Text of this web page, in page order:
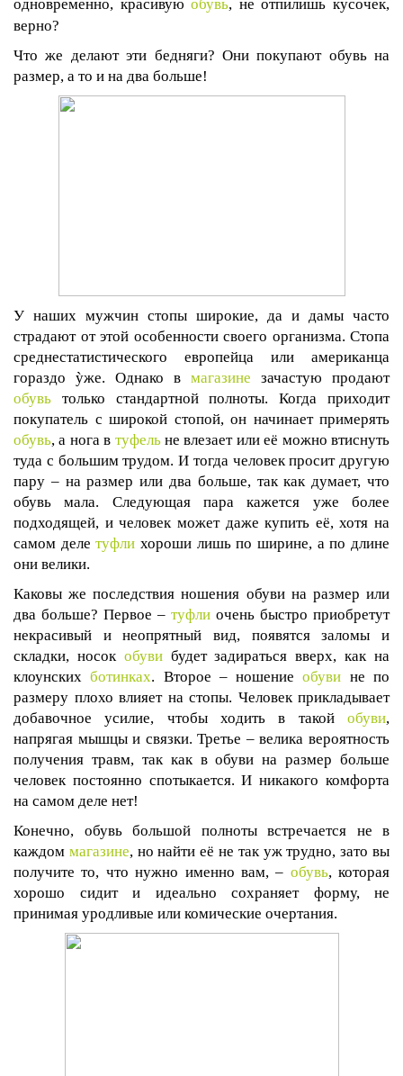
одновременно, красивуюобувь, не отпилишь кусочек,
верно?
Что же делают эти бедняги? Они покупают обувь на
размер, а то и на два больше!
У наших мужчин стопы широкие, да и дамы часто
страдают от этой особенности своего организма. Стопа
среднестатистического европейца или американца
гораздо ỳже. Однако в магазине зачастую продают
обувь только стандартной полноты. Когда приходит
покупатель с широкой стопой, он начинает примерять
обувь, а нога в туфельне влезает или её можно втиснуть
туда с большим трудом. И тогда человек просит другую
пару – на размер или два больше, так как думает, что
обувь мала. Следующая пара кажется уже более
подходящей, и человек может даже купить её, хотя на
самом делетуфли хороши лишь по ширине, а по длине
они велики.
Каковы же последствия ношения обуви на размер или
два больше? Первое – туфли очень быстро приобретут
некрасивый и неопрятный вид, появятся заломы и
складки, носок обувибудет задираться вверх, как на
клоунскихботинках. Второе – ношениеобуви не по
размеру плохо влияет на стопы. Человек прикладывает
добавочное усилие, чтобы ходить в такой обуви,
напрягая мышцы и связки. Третье – велика вероятность
получения травм, так как в обуви на размер больше
человек постоянно спотыкается. И никакого комфорта
на самом деле нет!
Конечно, обувь большой полноты встречается не в
каждом магазине, но найти её не так уж трудно, зато вы
получите то, что нужно именно вам, – обувь, которая
хорошо сидит и идеально сохраняет форму, не
принимая уродливые или комические очертания.